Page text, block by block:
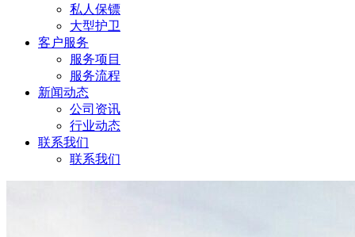
私人保镖
大型护卫
客户服务
服务项目
服务流程
新闻动态
公司资讯
行业动态
联系我们
联系我们